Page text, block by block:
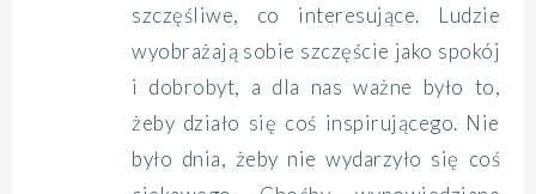
szczęśliwe, co interesujące. Ludzie
wyobrażają sobie szczęście jako spokój
i dobrobyt, a dla nas ważne było to,
żeby działo się coś inspirującego. Nie
było dnia, żeby nie wydarzyło się coś